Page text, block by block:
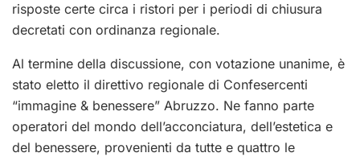
risposte certe circa i ristori per i periodi di chiusura
decretati con ordinanza regionale.
Al termine della discussione, con votazione unanime, è
stato eletto il direttivo regionale di Confesercenti
“immagine & benessere” Abruzzo. Ne fanno parte
operatori del mondo dell’acconciatura, dell’estetica e
del benessere, provenienti da tutte e quattro le